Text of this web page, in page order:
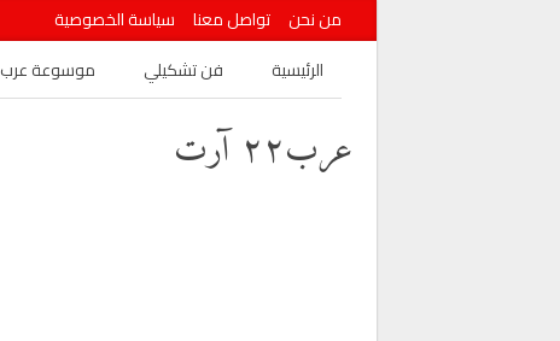
من نحن تواصل معنا
سياسة الخصوصية
الرئيسية
فن تشكيلي موسوعة عرب 22
عرب٢٢ آرت